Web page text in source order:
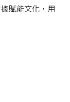
賦能文化，用